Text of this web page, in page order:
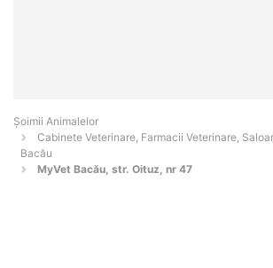
Şoimii Animalelor
Cabinete Veterinare, Farmacii Veterinare,
Bacău
MyVet Bacău, str. Oituz, nr 47